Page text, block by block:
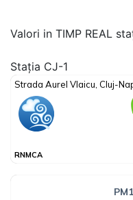
Valori in TIMP REAL
Stația CJ-1